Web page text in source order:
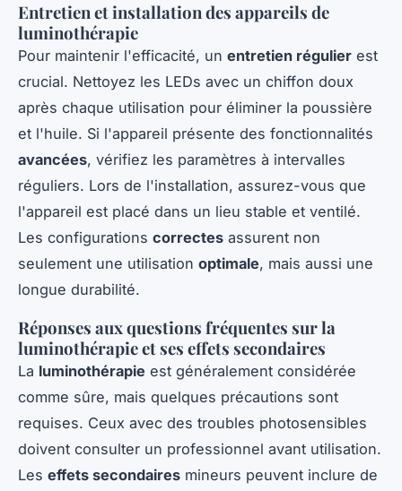
Entretien et installation des appareils de
luminothérapie
Pour maintenir l'efficacité, un entretien régulier est
crucial. Nettoyez les LEDs avec un chiffon doux
après chaque utilisation pour éliminer la poussière
et l'huile. Si l'appareil présente des fonctionnalités
avancées, vérifiez les paramètres à intervalles
réguliers. Lors de l'installation, assurez-vous que
l'appareil est placé dans un lieu stable et ventilé.
Les configurations correctes assurent non
seulement une utilisation optimale, mais aussi une
longue durabilité.
Réponses aux questions fréquentes sur la
luminothérapie et ses effets secondaires
La luminothérapie est généralement considérée
comme sûre, mais quelques précautions sont
requises. Ceux avec des troubles photosensibles
doivent consulter un professionnel avant utilisation.
Les effets secondaires mineurs peuvent inclure de